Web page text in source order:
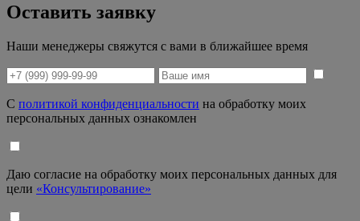
Оставить заявку
Наши менеджеры свяжутся с вами в ближайшее время
С политикой конфиденциальности на обработку моих
персональных данных ознакомлен
Даю согласие на обработку моих персональных данных для
цели «Консультирование»